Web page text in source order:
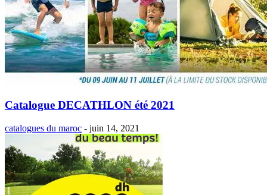
Catalogue DECATHLON été 2021
catalogues du maroc - juin 14, 2021